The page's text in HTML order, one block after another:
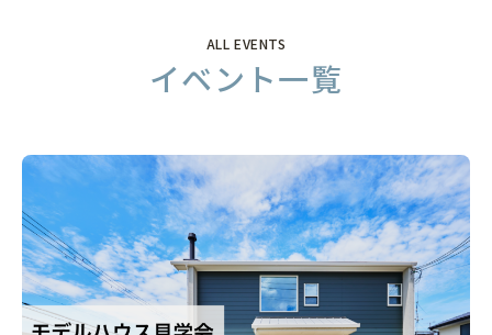
ALL EVENTS
イベント一覧